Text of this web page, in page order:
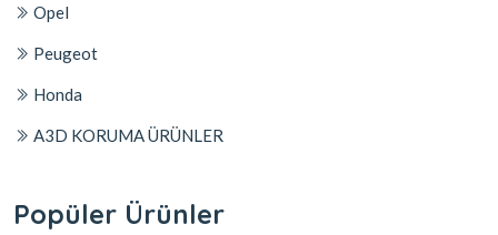
Opel
Peugeot
Honda
A3D KORUMA ÜRÜNLER
Popüler Ürünler